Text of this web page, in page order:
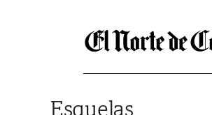
Esquelas